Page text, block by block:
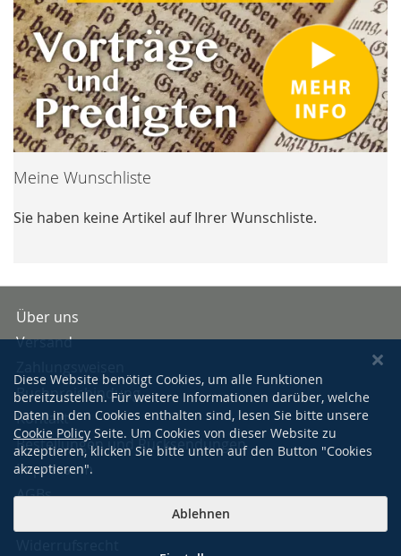
Meine Wunschliste
Sie haben keine Artikel auf Ihrer Wunschliste.
Über uns
Versand
Buchpreisbindung
Kontakt
Bestellungen und Rücksendungen
Impressum
AGBs
Diese Website benötigt Cookies, um alle Funktionen
bereitzustellen. Für weitere Informationen darüber, welche
Daten in den Cookies enthalten sind, lesen Sie bitte unsere
Cookie Policy Seite. Um Cookies von dieser Website zu
akzeptieren, klicken Sie bitte unten auf den Button "Cookies
akzeptieren".
Ablehnen